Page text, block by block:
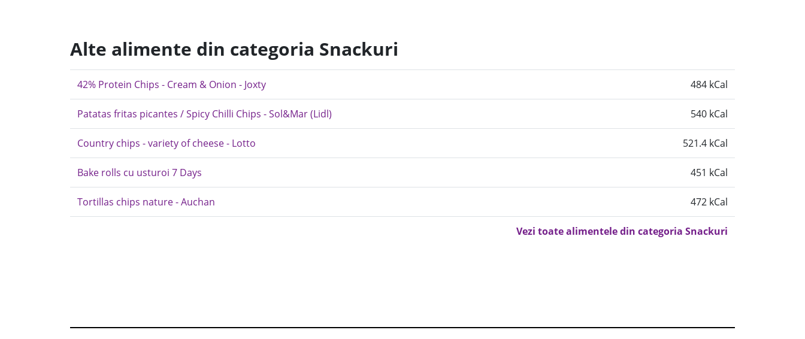
Alte alimente din categoria Snackuri
42% Protein Chips - Cream & Onion - Joxty 484 kCal
Patatas fritas picantes / Spicy Chilli Chips - Sol&Mar (Lidl) 540 kCal
Country chips - variety of cheese - Lotto 521.4 kCal
Bake rolls cu usturoi 7 Days 451 kCal
Tortillas chips nature - Auchan 472 kCal
Vezi toate alimentele din categoria Snackuri